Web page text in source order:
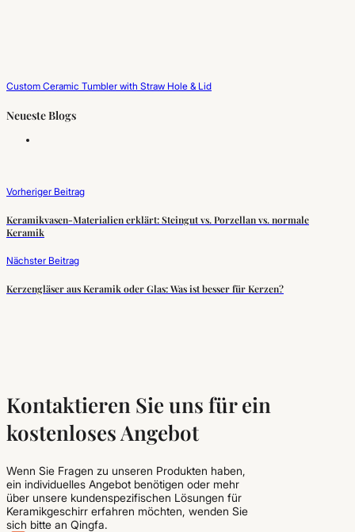
Custom Ceramic Tumbler with Straw Hole & Lid
Neueste Blogs
Vorheriger Beitrag
Keramikvasen-Materialien erklärt: Steingut vs. Porzellan vs. normale
Keramik
Nächster Beitrag
Kerzengläser aus Keramik oder Glas: Was ist besser für Kerzen?
Kontaktieren Sie uns für ein
kostenloses Angebot
Wenn Sie Fragen zu unseren Produkten haben,
ein individuelles Angebot benötigen oder mehr
über unsere kundenspezifischen Lösungen für
Keramikgeschirr erfahren möchten, wenden Sie
sich bitte an Qingfa.